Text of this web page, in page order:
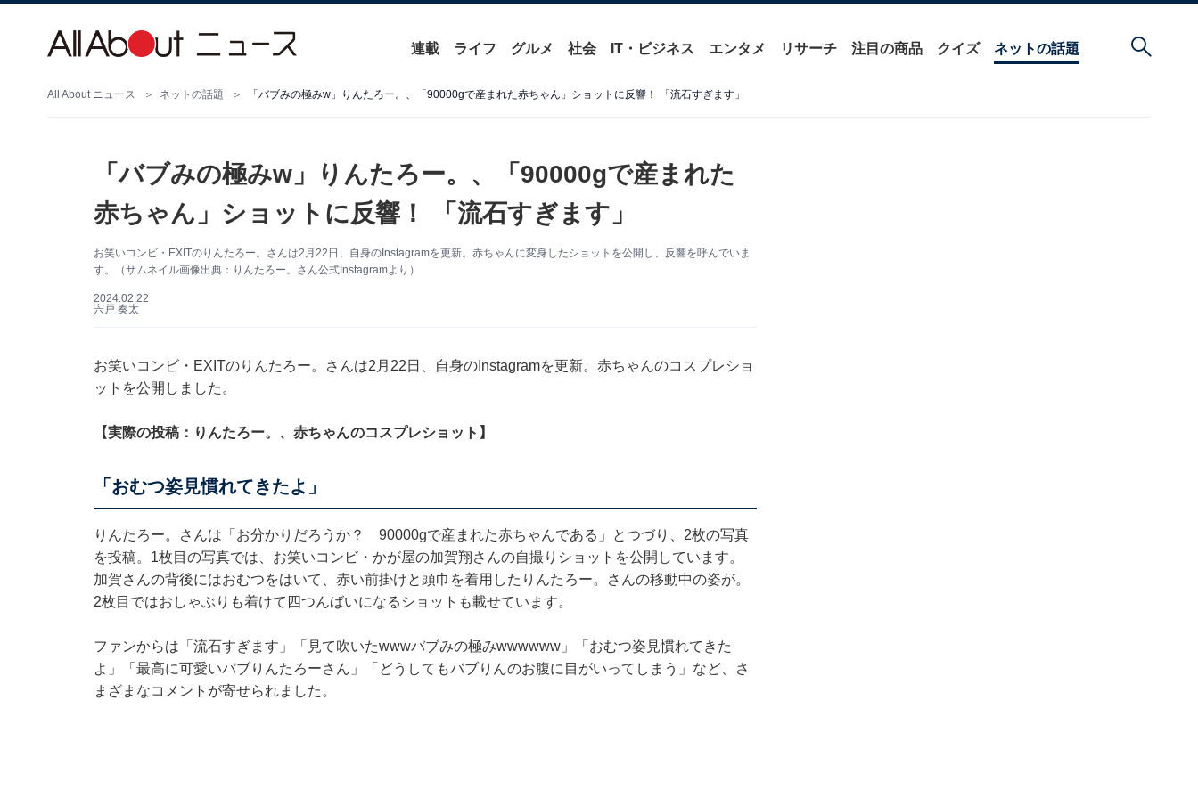
連載 ライフ グルメ 社会 IT・ビジネス エンタメ リサーチ 注目の商品 クイズ ネットの話題
All About ニュース ネットの話題 「バブみの極みw」りんたろー。、「90000gで産まれた赤ちゃん」ショットに反響！ 「流石すぎます」
「バブみの極みw」りんたろー。、「90000gで産まれた
赤ちゃん」ショットに反響！ 「流石すぎます」
お笑いコンビ・EXITのりんたろー。さんは2月22日、自身のInstagramを更新。赤ちゃんに変身したショットを公開し、反響を呼んでいま
す。（サムネイル画像出典：りんたろー。さん公式Instagramより）
2024.02.22
宍戸 奏太
お笑いコンビ・EXITのりんたろー。さんは2月22日、自身のInstagramを更新。赤ちゃんのコスプレショ
ットを公開しました。
【実際の投稿：りんたろー。、赤ちゃんのコスプレショット】
「おむつ姿見慣れてきたよ」
りんたろー。さんは「お分かりだろうか？ 90000gで産まれた赤ちゃんである」とつづり、2枚の写真
を投稿。1枚目の写真では、お笑いコンビ・かが屋の加賀翔さんの自撮りショットを公開しています。
加賀さんの背後にはおむつをはいて、赤い前掛けと頭巾を着用したりんたろー。さんの移動中の姿が。
2枚目ではおしゃぶりも着けて四つんばいになるショットも載せています。
ファンからは「流石すぎます」「見て吹いたwwwバブみの極みwwwwww」「おむつ姿見慣れてきた
よ」「最高に可愛いバブりんたろーさん」「どうしてもバブりんのお腹に目がいってしまう」など、さ
まざまなコメントが寄せられました。